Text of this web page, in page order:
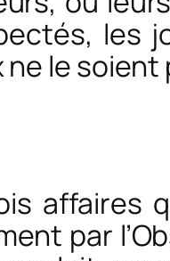
les
le
affaires
par